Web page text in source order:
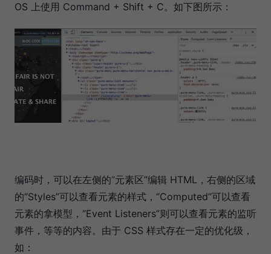
OS 上使用 Command + Shift + C。如下图所示：
编码时，可以在左侧的“元素区”编辑 HTML，右侧的区域
的“Styles”可以查看元素的样式，“Computed”可以查看
元素的拿模型，“Event Listeners”则可以查看元素的监听
事件，等等的内容。由于 CSS 样式存在一定的优化级，
如：